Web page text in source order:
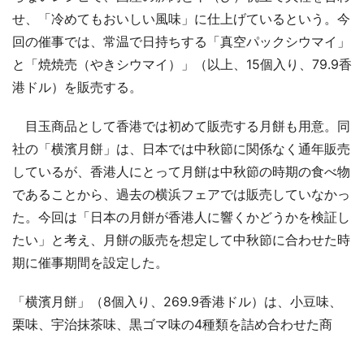
せ、「冷めてもおいしい風味」に仕上げているという。今
回の催事では、常温で日持ちする「真空パックシウマイ」
と「焼焼売（やきシウマイ）」（以上、15個入り、79.9香
港ドル）を販売する。
目玉商品として香港では初めて販売する月餅も用意。同
社の「横濱月餅」は、日本では中秋節に関係なく通年販売
しているが、香港人にとって月餅は中秋節の時期の食べ物
であることから、過去の横浜フェアでは販売していなかっ
た。今回は「日本の月餅が香港人に響くかどうかを検証し
たい」と考え、月餅の販売を想定して中秋節に合わせた時
期に催事期間を設定した。
「横濱月餅」（8個入り、269.9香港ドル）は、小豆味、
栗味、宇治抹茶味、黒ゴマ味の4種類を詰め合わせた商